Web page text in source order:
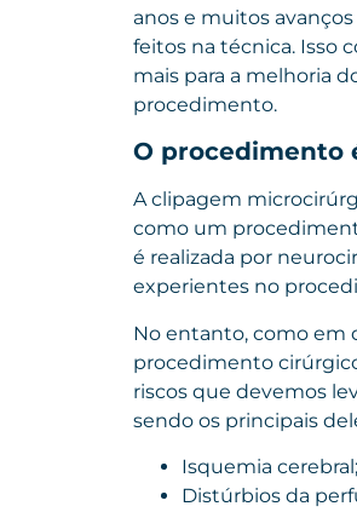
anos e muitos
feitos na técnica. Isso
mais para a melhoria
procedimento.
O procedimento
A clipagem
como um
é realizada por
experientes no
No entanto, como em
procedimento
riscos que devemos
sendo os principais
Isquemia cerebral;
Distúrbios da